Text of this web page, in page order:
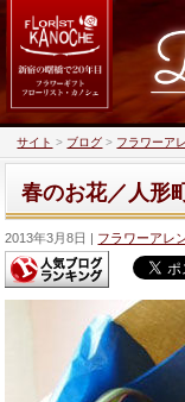
サイト > ブログ > フラワーア
春のお花／人
2013年3月8日 フラワーアレ